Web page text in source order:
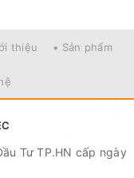
thiệu • Sản phẩm
Tư TP.HN cấp ngày